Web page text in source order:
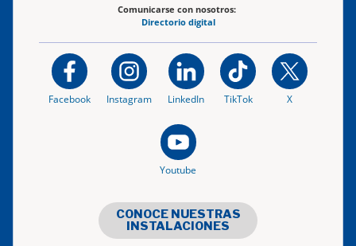
Comunicarse con nosotros:
Directorio digital
Facebook Instagram LinkedIn TikTok X
Youtube
CONOCE NUESTRAS
INSTALACIONES